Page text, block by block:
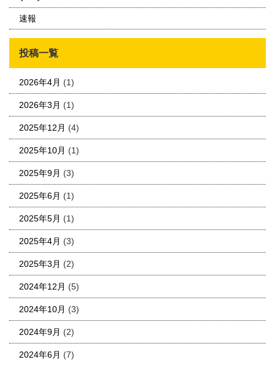
速報
投稿一覧
2026年4月 (1)
2026年3月 (1)
2025年12月 (4)
2025年10月 (1)
2025年9月 (3)
2025年6月 (1)
2025年5月 (1)
2025年4月 (3)
2025年3月 (2)
2024年12月 (5)
2024年10月 (3)
2024年9月 (2)
2024年6月 (7)